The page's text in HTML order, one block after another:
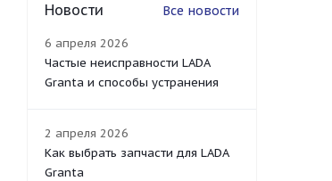
Новости Все новости
6 апреля 2026
Частые неисправности LADA
Granta и способы устранения
2 апреля 2026
Как выбрать запчасти для LADA
Granta